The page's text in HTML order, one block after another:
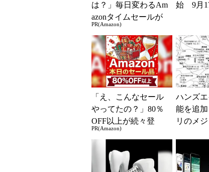
は？」毎日変わるAm
azonタイムセールが
見逃せない
PR(Amazon)
始 9月
「え、こんなセール
やってたの？」80％
OFF以上が続々登
場！Amazonの本気が
PR(Amazon)
ハンズ
能を追
リのメ